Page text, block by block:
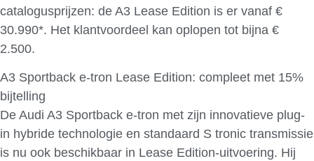
catalogusprijzen: de A3 Lease Edition is er vanaf €
30.990*. Het klantvoordeel kan oplopen tot bijna €
2.500.
A3 Sportback e-tron Lease Edition: compleet met 15%
bijtelling
De Audi A3 Sportback e-tron met zijn innovatieve plug-
in hybride technologie en standaard S tronic transmissie
is nu ook beschikbaar in Lease Edition-uitvoering. Hij